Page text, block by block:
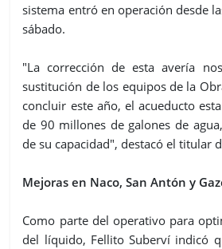
sistema entró en operación desde
sábado.
"La corrección de esta avería
sustitución de los equipos de la
concluir este año, el acueducto
de 90 millones de galones de
de su capacidad", destacó el titular
Mejoras en Naco, San Antón y
Como parte del operativo para
del líquido, Fellito Suberví indicó